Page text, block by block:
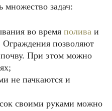
множество задач:
во время полива и
позволяют
При этом можно
не пачкаются и
своими руками можно